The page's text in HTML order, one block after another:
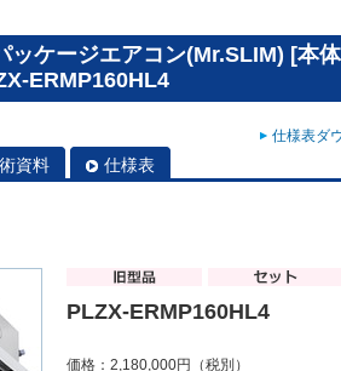
ッケージエアコン(Mr.SLIM) [本
ERMP160HL4
仕様表ダ
資料 仕様表
PLZX-ERMP160HL4
価格：2,180,000円（税別）